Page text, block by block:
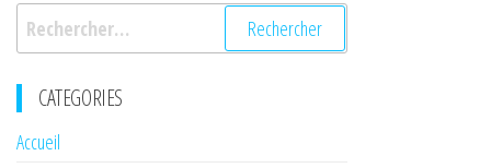
Rechercher :
CATEGORIES
Accueil